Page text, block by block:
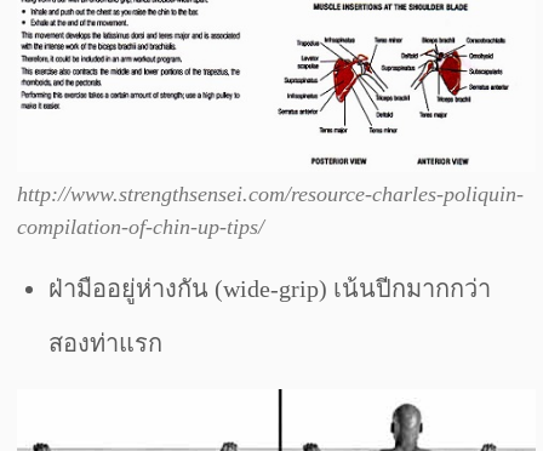
http://www.strengthsensei.com/resource-charles-poliquin-
compilation-of-chin-up-tips/
ฝ่ามืออยู่ห่างกัน (wide-grip) เน้นปีกมากกว่า
สองท่าแรก